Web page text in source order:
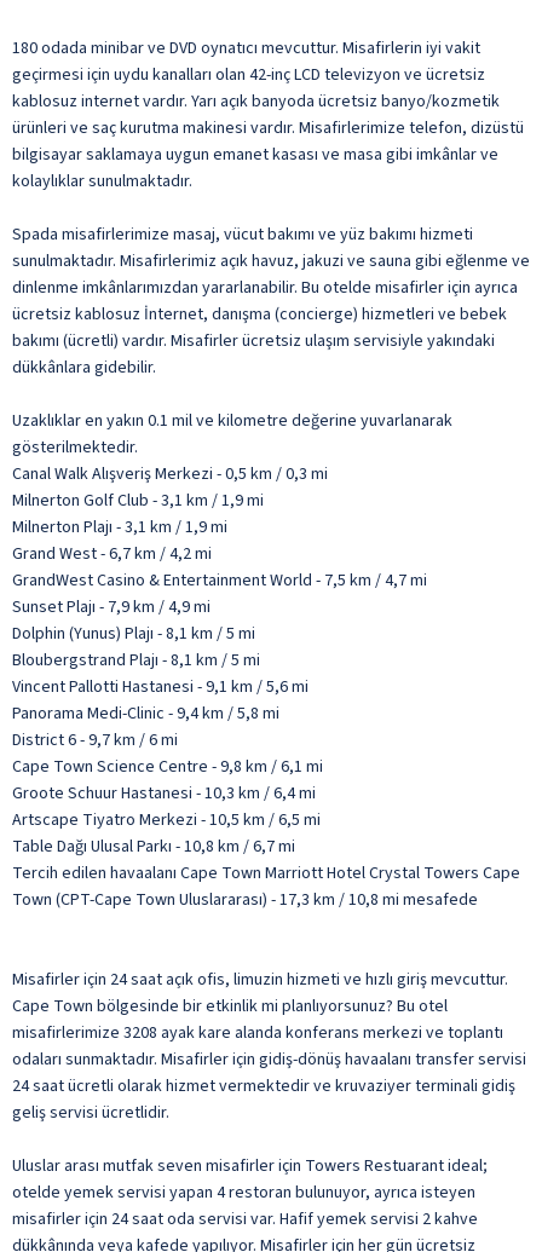
180 odada minibar ve DVD oynatıcı mevcuttur. Misafirlerin iyi vakit
geçirmesi için uydu kanalları olan 42-inç LCD televizyon ve ücretsiz
kablosuz internet vardır. Yarı açık banyoda ücretsiz banyo/kozmetik
ürünleri ve saç kurutma makinesi vardır. Misafirlerimize telefon, dizüstü
bilgisayar saklamaya uygun emanet kasası ve masa gibi imkânlar ve
kolaylıklar sunulmaktadır.
Spada misafirlerimize masaj, vücut bakımı ve yüz bakımı hizmeti
sunulmaktadır. Misafirlerimiz açık havuz, jakuzi ve sauna gibi eğlenme ve
dinlenme imkânlarımızdan yararlanabilir. Bu otelde misafirler için ayrıca
ücretsiz kablosuz İnternet, danışma (concierge) hizmetleri ve bebek
bakımı (ücretli) vardır. Misafirler ücretsiz ulaşım servisiyle yakındaki
dükkânlara gidebilir.
Uzaklıklar en yakın 0.1 mil ve kilometre değerine yuvarlanarak
gösterilmektedir.
Canal Walk Alışveriş Merkezi - 0,5 km / 0,3 mi
Milnerton Golf Club - 3,1 km / 1,9 mi
Milnerton Plajı - 3,1 km / 1,9 mi
Grand West - 6,7 km / 4,2 mi
GrandWest Casino & Entertainment World - 7,5 km / 4,7 mi
Sunset Plajı - 7,9 km / 4,9 mi
Dolphin (Yunus) Plajı - 8,1 km / 5 mi
Bloubergstrand Plajı - 8,1 km / 5 mi
Vincent Pallotti Hastanesi - 9,1 km / 5,6 mi
Panorama Medi-Clinic - 9,4 km / 5,8 mi
District 6 - 9,7 km / 6 mi
Cape Town Science Centre - 9,8 km / 6,1 mi
Groote Schuur Hastanesi - 10,3 km / 6,4 mi
Artscape Tiyatro Merkezi - 10,5 km / 6,5 mi
Table Dağı Ulusal Parkı - 10,8 km / 6,7 mi
Tercih edilen havaalanı Cape Town Marriott Hotel Crystal Towers Cape
Town (CPT-Cape Town Uluslararası) - 17,3 km / 10,8 mi mesafede
Misafirler için 24 saat açık ofis, limuzin hizmeti ve hızlı giriş mevcuttur.
Cape Town bölgesinde bir etkinlik mi planlıyorsunuz? Bu otel
misafirlerimize 3208 ayak kare alanda konferans merkezi ve toplantı
odaları sunmaktadır. Misafirler için gidiş-dönüş havaalanı transfer servisi
24 saat ücretli olarak hizmet vermektedir ve kruvaziyer terminali gidiş
geliş servisi ücretlidir.
Uluslar arası mutfak seven misafirler için Towers Restuarant ideal;
otelde yemek servisi yapan 4 restoran bulunuyor, ayrıca isteyen
misafirler için 24 saat oda servisi var. Hafif yemek servisi 2 kahve
dükkânında veya kafede yapılıyor. Misafirler için her gün ücretsiz